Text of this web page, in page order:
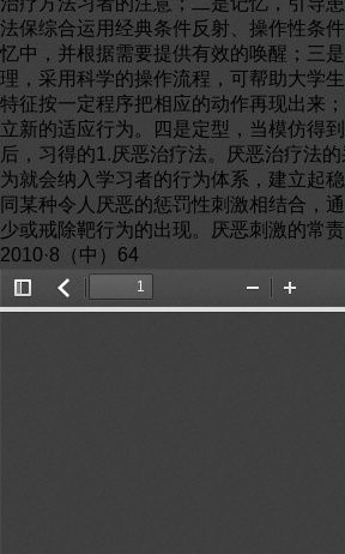
法保综合运用经典条件反射、操作性条
忆中，并根据需要提供有效的唤醒；三
理，采用科学的操作流程，可帮助大学
特征按一定程序把相应的动作再现出来
立新的适应行为。四是定型，当模仿得
后，习得的1.厌恶治疗法。厌恶治疗法
为就会纳入学习者的行为体系，建立起
同某种令人厌恶的惩罚性刺激相结合，
少或戒除靶行为的出现。厌恶刺激的常
2010·8（中）64
Toggle返
Zoom